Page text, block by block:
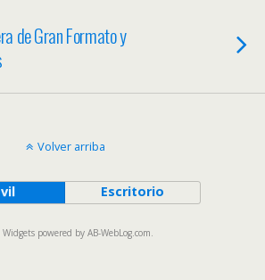
de Gran Formato y
Volver arriba
Escritorio
Widgets powered by AB-WebLog.com.